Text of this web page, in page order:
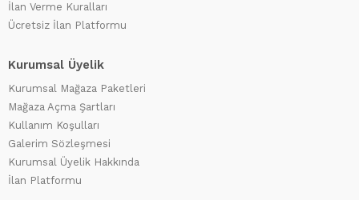
İlan Verme Kuralları
Ücretsiz İlan Platformu
Kurumsal Üyelik
Kurumsal Mağaza Paketleri
Mağaza Açma Şartları
Kullanım Koşulları
Galerim Sözleşmesi
Kurumsal Üyelik Hakkında
İlan Platformu